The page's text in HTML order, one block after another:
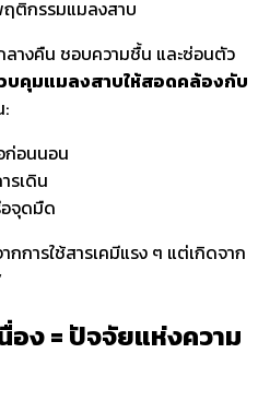
ฤติกรรมแมลงสาบ
างคืน ชอบความชื้น และซ่อนตัว
บคุมแมลงสาบให้สอดคล้องกับ
:
ก่อนนอน
รเดิน
จุดมืด
การใช้สารเคมีแรง ๆ แต่เกิดจาก
อง = ปัจจัยแห่งความ